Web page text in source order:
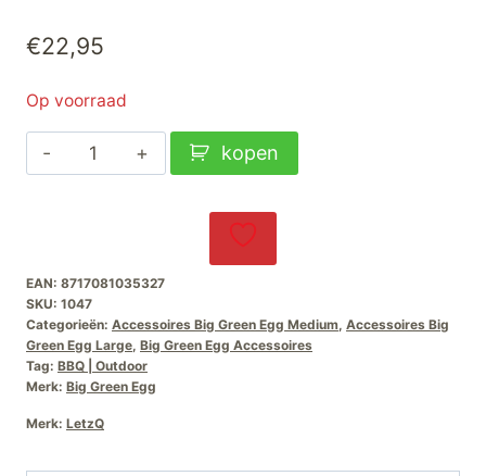
€22,95
Op voorraad
LetzQ
Spit
kopen
EAN: 8717081035327
SKU: 1047
Categorieën: Accessoires Big Green Egg Medium, Accessoires Big
Green Egg Large, Big Green Egg Accessoires
Tag: BBQ | Outdoor
Merk: Big Green Egg
Merk: LetzQ